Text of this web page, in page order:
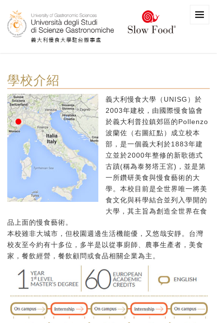
學校介紹
義大利慢食大學（UNISG）於
2003年建校，由國際慢食協會
於義大利普拉鎮郊區的Pollenzo
波蘭佐（右圖紅點）成立校本
部，是一個義大利於1883年建
立並於2000年整修的新歌德式
古蹟(稱為泰努塔王宮)，並是第
一所鑽研美食與慢食藝術的大
學。本校目前是全世界唯一將美
食文化與科學結合並列入學開的
大學，其主旨為創造全世界在食
品上面的慢食藝術。
本校雖非大城市，但校園週邊生活機能優，又悠哉安靜。台灣
校友至今約有十多位，多半是以從事廚師、農事生產者，美食
家，餐飲經營，餐飲顧問或食品相關企業為主。